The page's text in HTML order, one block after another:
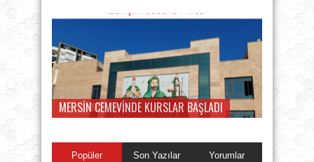
MERSİN CEMEVİNDE KURSLAR BAŞLADI
Popüler Son Yazılar Yorumlar